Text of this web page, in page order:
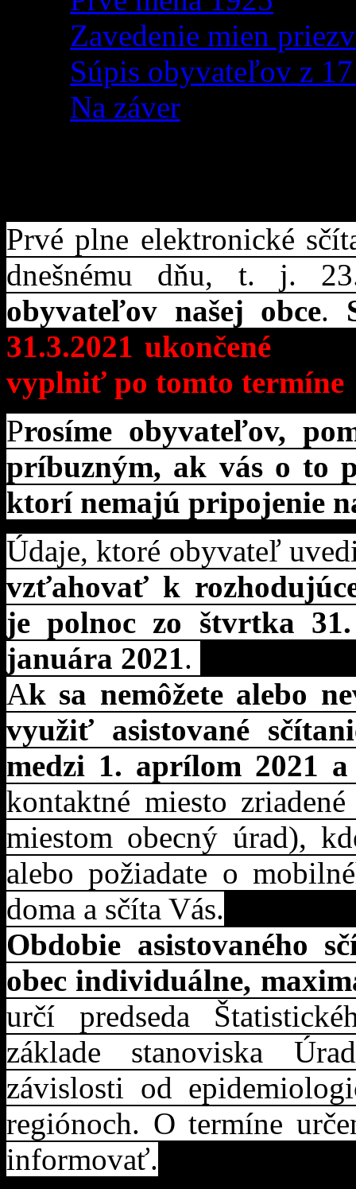
Zavedenie mien
Súpis obyvateľov z
Na záver
Prvé plne elektronické
dnešnému dňu, t. j.
obyvateľov našej obce.
31.3.2021 ukončené
vyplniť po tomto termíne
Prosíme obyvateľov,
príbuzným, ak vás o to
ktorí nemajú pripojenie
Údaje, ktoré obyvateľ
vzťahovať k
je polnoc zo štvrtka
januára 2021.
Ak sa nemôžete alebo
využiť asistované
medzi 1. aprílom 2021
kontaktné miesto
miestom obecný úrad),
alebo požiadate o
doma a sčíta Vás.
Obdobie asistovaného
obec individuálne,
určí predseda
základe stanoviska
závislosti od
regiónoch. O termíne
informovať.